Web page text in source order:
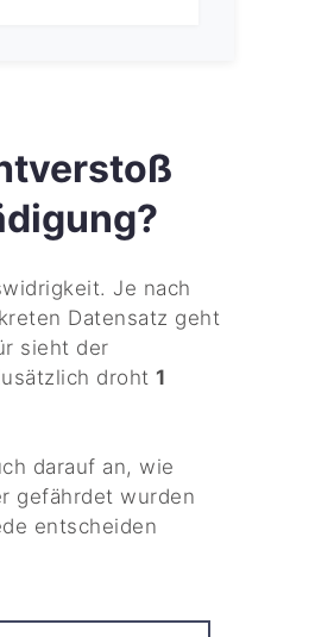
Je nach
Datensatz geht
sieht der
droht1
darauf an, wie
gefährdet wurden
entscheiden